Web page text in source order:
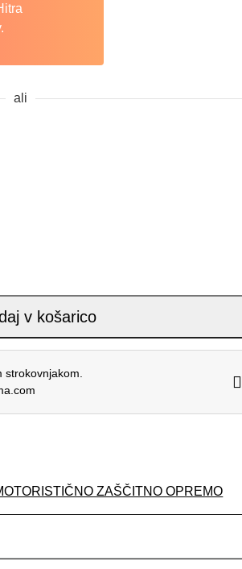
ali
CAMO 26 količina
v košarico
strokovnjakom.
ZAŠČITNO OPREMO